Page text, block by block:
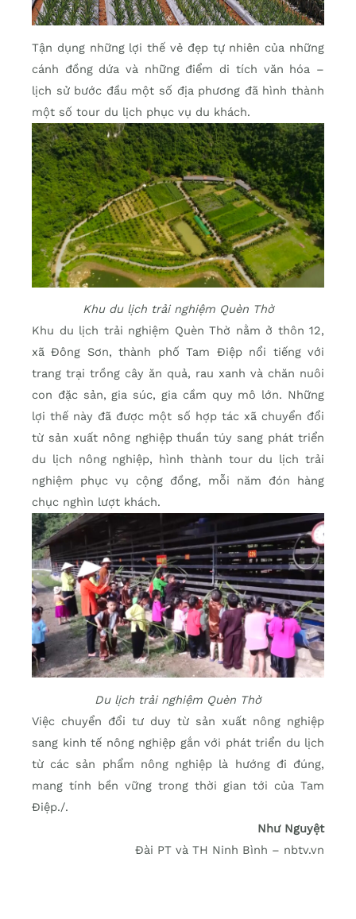
Tận dụng những lợi thế vẻ đẹp tự nhiên của những
cánh đồng dứa và những điểm di tích văn hóa –
lịch sử bước đầu một số địa phương đã hình thành
một số tour du lịch phục vụ du khách.
Khu du lịch trải nghiệm Quèn Thờ
Khu du lịch trải nghiệm Quèn Thờ nằm ở thôn 12,
xã Đông Sơn, thành phố Tam Điệp nổi tiếng với
trang trại trồng cây ăn quả, rau xanh và chăn nuôi
con đặc sản, gia súc, gia cầm quy mô lớn. Những
lợi thế này đã được một số hợp tác xã chuyển đổi
từ sản xuất nông nghiệp thuần túy sang phát triển
du lịch nông nghiệp, hình thành tour du lịch trải
nghiệm phục vụ cộng đồng, mỗi năm đón hàng
chục nghìn lượt khách.
Du lịch trải nghiệm Quèn Thờ
Việc chuyển đổi tư duy từ sản xuất nông nghiệp
sang kinh tế nông nghiệp gắn với phát triển du lịch
từ các sản phẩm nông nghiệp là hướng đi đúng,
mang tính bền vững trong thời gian tới của Tam
Điệp./.
Như Nguyệt
Đài PT và TH Ninh Bình – nbtv.vn